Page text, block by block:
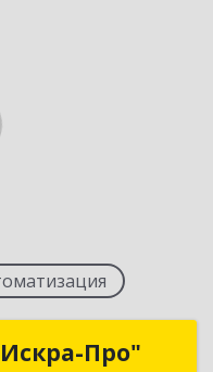
Про"
"Искра-Про"